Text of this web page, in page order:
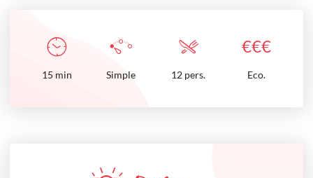
€€€
15 min Simple 12 pers. Eco.